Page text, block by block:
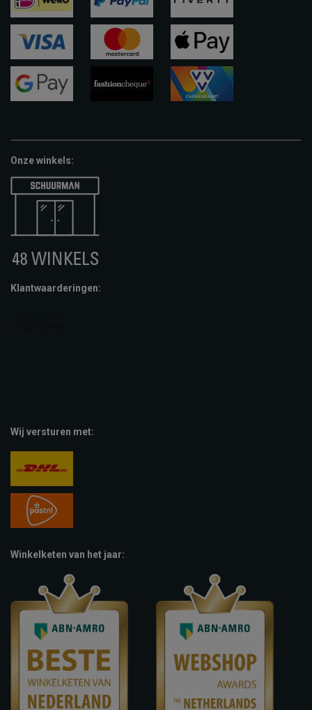
ideal paypal riverty
visa
apple-
pay
Onze winkels:
Klantwaarderingen:
Wij versturen met:
Winkelketen van het jaar: